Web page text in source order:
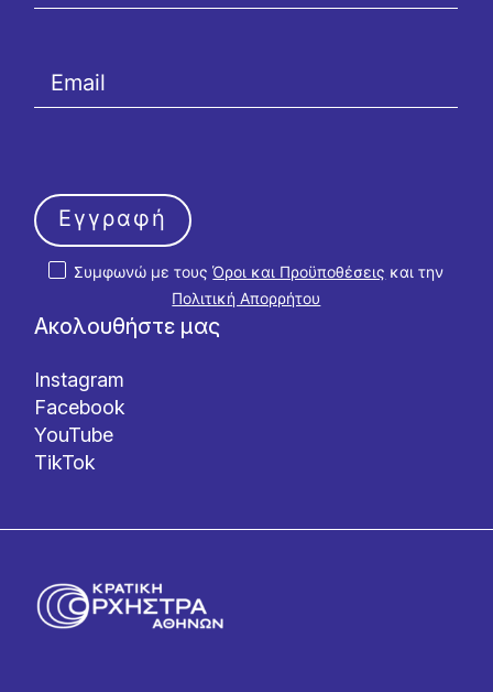
Ακολουθήστε μας
Instagram
Facebook
YouTube
TikTok
Συμφωνώ με τουςΌροι και Προϋποθέσεις και την
Πολιτική Απορρήτου
Εγγραφή